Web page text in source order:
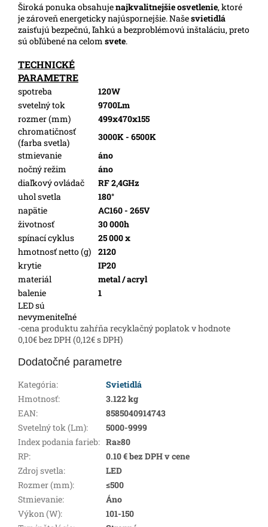
Široká ponuka obsahujenajkvalitnejšie osvetlenie, ktoré
je zároveň energeticky najúspornejšie. Našesvietidlá
zaisťujú bezpečnú, ľahkú a bezproblémovú inštaláciu, preto
sú obľúbené na celom svete.
TECHNICKÉ
PARAMETRE
spotreba
120W
svetelný tok
9700Lm
rozmer (mm)
499x470x155
chromatičnosť
(farba svetla)
3000K - 6500K
stmievanie
áno
nočný režim
áno
diaľkový ovládač
RF 2,4GHz
uhol svetla
180°
napätie
AC160 - 265V
životnosť
30 000h
spínací cyklus
25 000 x
hmotnosť netto (g)
2120
krytie
IP20
materiál
metal / acryl
balenie
1
LED sú
nevymeniteľné
-cena produktu zahŕňa recyklačný poplatok v hodnote
0,10€ bez DPH (0,12€ s DPH)
Dodatočné parametre
Kategória:
Svietidlá
Hmotnosť:
3.122 kg
EAN:
8585040914743
Svetelný tok (Lm):
5000-9999
Index podania farieb: Ra≥80
RP:
0.10 € bez DPH v cene
Zdroj svetla:
LED
Rozmer (mm):
≤500
Stmievanie:
Áno
Výkon (W):
101-150